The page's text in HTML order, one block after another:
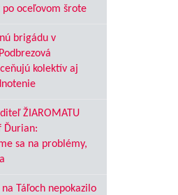
po oceľovom šrote
brigádu v
kolektív aj
ŽIAROMATU
Ďurian:
sa na problémy,
Táľoch nepokazilo